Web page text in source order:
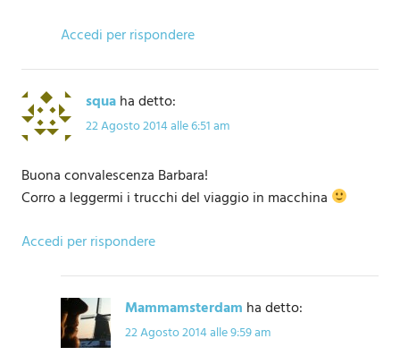
Accedi per rispondere
squaha detto:
22 Agosto 2014 alle 6:51 am
Buona convalescenza Barbara!
Corro a leggermi i trucchi del viaggio in macchina
Accedi per rispondere
Mammamsterdam ha detto:
22 Agosto 2014 alle 9:59 am